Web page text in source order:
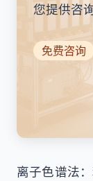
您提供咨
免费咨询
离子色谱法